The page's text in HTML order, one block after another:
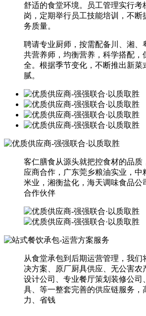
舒适的食堂环境。员工管理实行考
岗，定期举行员工技能培训，不断
务质量。
聘请专业厨师，按需配备川、湘、
共营养师，均衡营养，科学搭配，
全。根据季节变化，不断推出新菜
腻。
客仁膳食从源头就把控食材的品质
应商合作，广东莞乡粮油实业，中
米业，湘衡盐化，海天调味食品公
合作伙伴
从食堂承包到后期运营管理，我们
决方案、原厂厨具供应、无公害农
设计公司、专业餐厅策划装修公司
具、等一整套完善的供应链服务，
力、省钱